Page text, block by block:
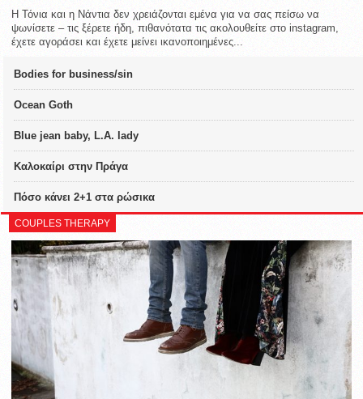
Η Τόνια και η Νάντια δεν χρειάζονται εμένα για να σας πείσω να
ψωνίσετε – τις ξέρετε ήδη, πιθανότατα τις ακολουθείτε στο instagram,
έχετε αγοράσει και έχετε μείνει ικανοποιημένες...
Bodies for business/sin
Ocean Goth
Blue jean baby, L.A. lady
Καλοκαίρι στην Πράγα
Πόσο κάνει 2+1 στα ρώσικα
COUPLES THERAPY